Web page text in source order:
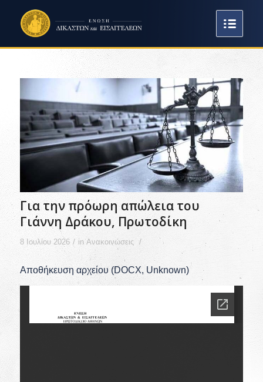
Για την πρόωρη απώλεια του
Γιάννη Δράκου, Πρωτοδίκη
8 Ιουλίου 2026 / inΑνακοινώσεις /
Αποθήκευση αρχείου (DOCX, Unknown)